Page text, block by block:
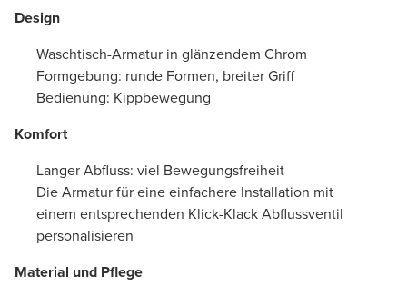
Design
Waschtisch-Armatur in glänzendem Chrom
Formgebung: runde Formen, breiter Griff
Bedienung: Kippbewegung
Komfort
Langer Abfluss: viel Bewegungsfreiheit
Die Armatur für eine einfachere Installation mit
einem entsprechenden Klick-Klack Abflussventil
personalisieren
Material und Pflege